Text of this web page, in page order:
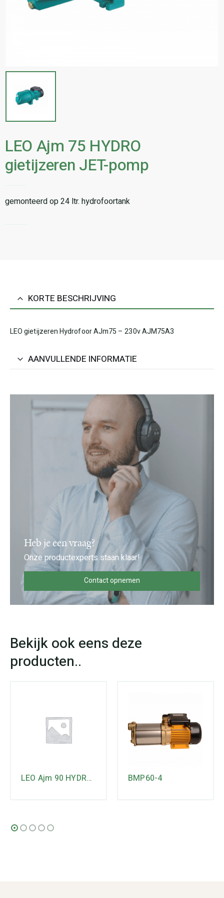
LEO Ajm 75 HYDRO
gietijzeren JET-pomp
gemonteerd op 24 ltr. hydrofoortank
KORTE BESCHRIJVING
LEO gietijzeren Hydrofoor AJm75 – 230v AJM75A3
AANVULLENDE INFORMATIE
Heb je een vraag?
Onze productexperts staan klaar!
Contact opnemen
LEO Ajm 90 HYDRO gietijzeren JET-pomp BMP60-4